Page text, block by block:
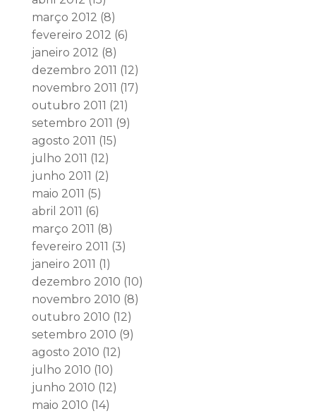
março 2012 (8)
fevereiro 2012 (6)
janeiro 2012 (8)
dezembro 2011 (12)
novembro 2011 (17)
outubro 2011 (21)
setembro 2011 (9)
agosto 2011 (15)
julho 2011 (12)
junho 2011 (2)
maio 2011 (5)
abril 2011 (6)
março 2011 (8)
fevereiro 2011 (3)
janeiro 2011 (1)
dezembro 2010 (10)
novembro 2010 (8)
outubro 2010 (12)
setembro 2010 (9)
agosto 2010 (12)
julho 2010 (10)
junho 2010 (12)
maio 2010 (14)